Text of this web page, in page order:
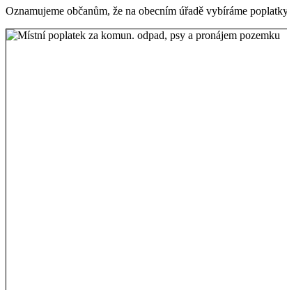
Oznamujeme občanům, že na obecním úřadě vybíráme